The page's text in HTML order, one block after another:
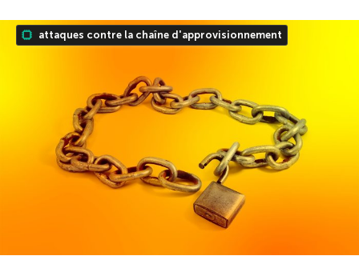
attaques contre la chaîne d'approvisionnement